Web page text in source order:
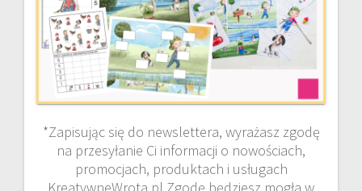
*Zapisując się do newslettera, wyrażasz zgodę
na przesyłanie Ci informacji o nowościach,
promocjach, produktach i usługach